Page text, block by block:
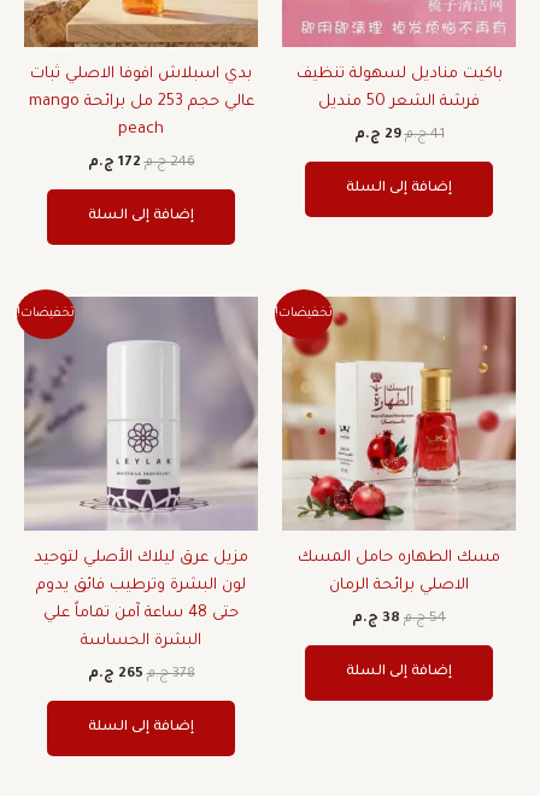
باكيت مناديل لسهولة تنظيف
فرشة الشعر 50 منديل
41 ج.م 29 ج.م
إضافة إلى السلة
بدي اسبلاش افوفا الاصلي ثبات
عالي حجم 253 مل برائحة mango
peach
246 ج.م 172 ج.م
إضافة إلى السلة
تخفيضات!
مسك الطهاره حامل المسك
الاصلي برائحة الرمان
54 ج.م
54 ج.م.
38 ج.م
السعر
الحالي
38 ج.م.
إضافة إلى السلة
تخفيضات!
مزيل عرق ليلاك الأصلي لتوحيد
لون البشرة وترطيب فائق يدوم
حتى 48 ساعة آمن تماماً علي
البشرة الحساسة
378 ج.م
هو:
265 ج.م
السعر
الحالي
265 ج.م.
إضافة إلى السلة